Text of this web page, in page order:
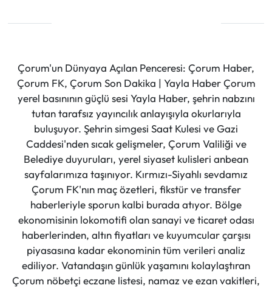
Çorum'un Dünyaya Açılan Penceresi: Çorum Haber,
Çorum FK, Çorum Son Dakika | Yayla Haber Çorum
yerel basınının güçlü sesi Yayla Haber, şehrin nabzını
tutan tarafsız yayıncılık anlayışıyla okurlarıyla
buluşuyor. Şehrin simgesi Saat Kulesi ve Gazi
Caddesi'nden sıcak gelişmeler, Çorum Valiliği ve
Belediye duyuruları, yerel siyaset kulisleri anbean
sayfalarımıza taşınıyor. Kırmızı-Siyahlı sevdamız
Çorum FK'nın maç özetleri, fikstür ve transfer
haberleriyle sporun kalbi burada atıyor. Bölge
ekonomisinin lokomotifi olan sanayi ve ticaret odası
haberlerinden, altın fiyatları ve kuyumcular çarşısı
piyasasına kadar ekonominin tüm verileri analiz
ediliyor. Vatandaşın günlük yaşamını kolaylaştıran
Çorum nöbetçi eczane listesi, namaz ve ezan vakitleri,